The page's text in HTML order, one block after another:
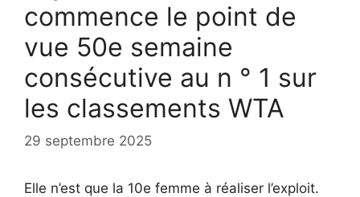
commence le point de
vue 50e semaine
consécutive au n ° 1 sur
les classements WTA
29 septembre 2025
Elle n’est que la 10e femme à réaliser l’exploit.